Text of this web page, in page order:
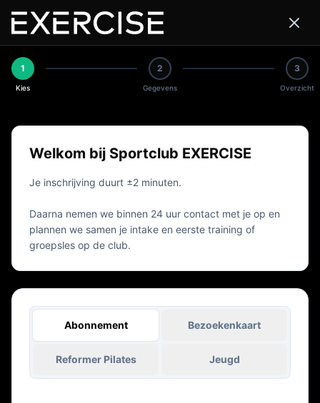
1
Kies
2
Gegevens
3
Overzicht
Welkom bij Sportclub EXERCISE
Je inschrijving duurt ±2 minuten.
Daarna nemen we binnen 24 uur contact met je op en
plannen we samen je intake en eerste training of
groepsles op de club.
Abonnement Bezoekenkaart
Reformer Pilates Jeugd